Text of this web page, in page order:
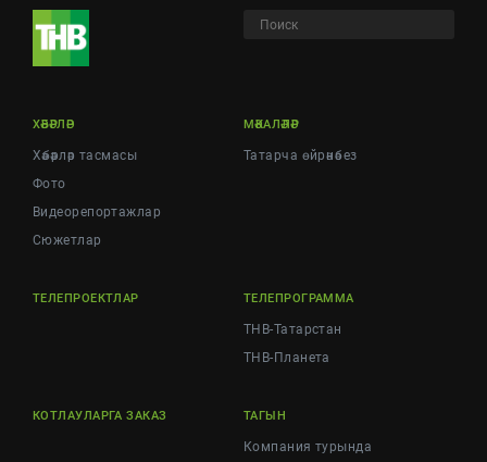
ХӘБӘРЛӘР
Хәбәрләр тасмасы
Фото
Видеорепортажлар
Cюжетлар
МӘКАЛӘЛӘР
Татарча өйрәнәбез
ТЕЛЕПРОЕКТЛАР ТЕЛЕПРОГРАММА
ТНВ-Татарстан
ТНВ-Планета
КОТЛАУЛАРГА ЗАКАЗ ТАГЫН
Компания турында